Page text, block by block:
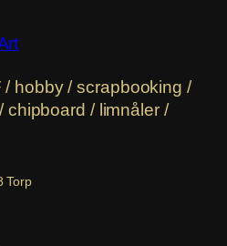
/ hobby / scrapbooking /
chipboard / limnåler /
Torp